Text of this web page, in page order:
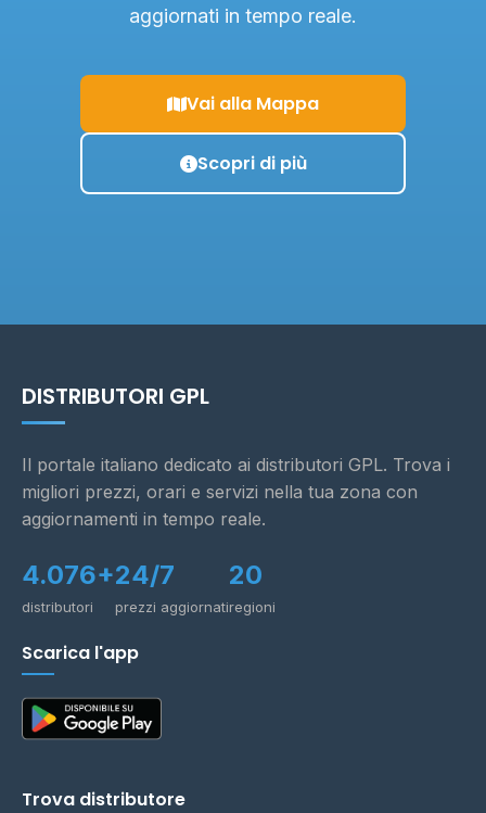
aggiornati in tempo reale.
Vai alla Mappa
Scopri di più
DISTRIBUTORI GPL
Il portale italiano dedicato ai distributori GPL. Trova i
migliori prezzi, orari e servizi nella tua zona con
aggiornamenti in tempo reale.
4.076+
distributori
24/7
prezzi aggiornati
20
regioni
Scarica l'app
Trova distributore